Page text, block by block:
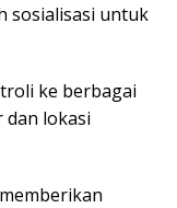
sosialisasi untuk
ke berbagai
dan lokasi